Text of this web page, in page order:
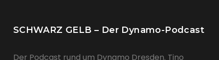
SCHWARZ GELB – Der Dynamo-Podcast
Der Podcast rund um Dynamo Dresden. Tino